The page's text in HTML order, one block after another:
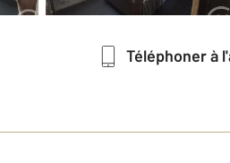
Téléphoner à